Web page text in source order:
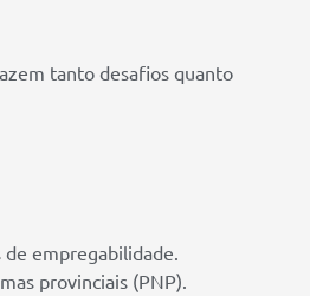
tanto desafios quanto
empregabilidade.
provinciais (PNP).